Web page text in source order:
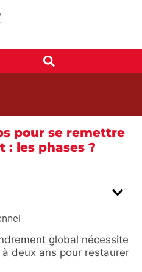
pour se remettre
: les phases ?
global nécessite
deux ans pour restaurer